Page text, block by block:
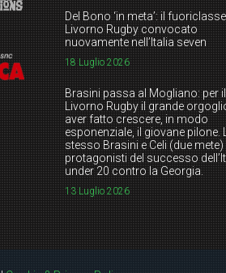
Del Bono ‘in meta’: il fuoriclasse
Livorno Rugby convocato
nuovamente nell’Italia seven
18 Luglio 2026
Brasini passa al Mogliano: per il
Livorno Rugby il grande
aver fatto crescere, in modo
esponenziale, il giovane pilone.
stesso Brasini e Celi (due mete)
protagonisti del successo
under 20 contro la Georgia.
13 Luglio 2026